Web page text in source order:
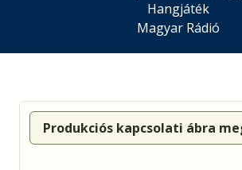
Hangjáték
Magyar Rádió
Produkciós kapcsolati ábra